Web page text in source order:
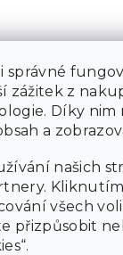
správné
zážitek z
Díky nim
a
našich
Kliknutím
všech
přizpůsobit
A PRKÉNKEM